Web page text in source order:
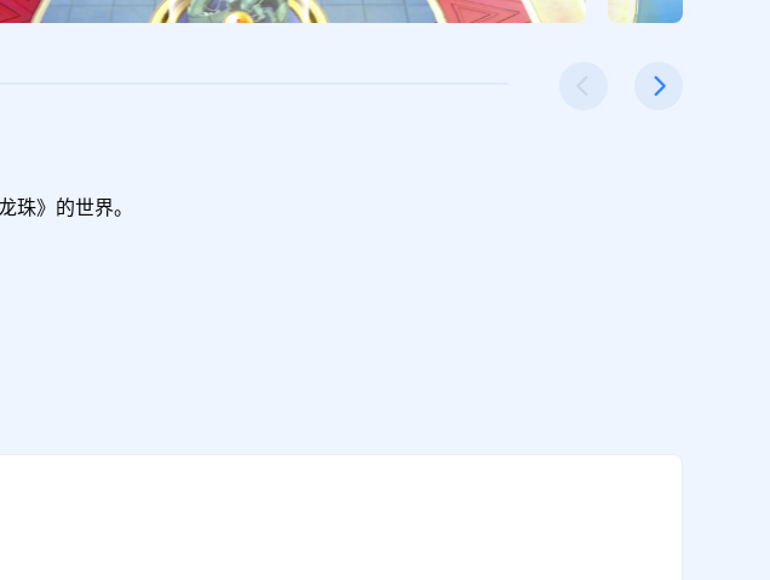
》的世界。